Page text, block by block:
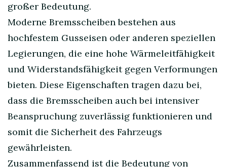
großer Bedeutung.
Moderne Bremsscheiben bestehen aus
hochfestem Gusseisen oder anderen speziellen
Legierungen, die eine hohe Wärmeleitfähigkeit
und Widerstandsfähigkeit gegen Verformungen
bieten. Diese Eigenschaften tragen dazu bei,
dass die Bremsscheiben auch bei intensiver
Beanspruchung zuverlässig funktionieren und
somit die Sicherheit des Fahrzeugs
gewährleisten.
Zusammenfassend ist die Bedeutung von